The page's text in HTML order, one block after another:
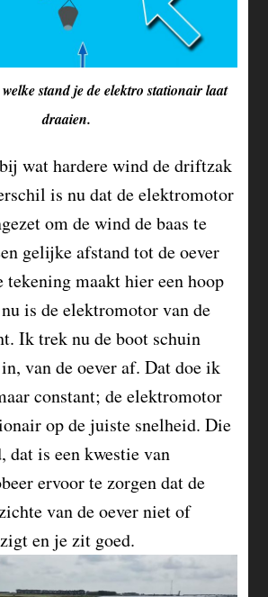
stand je de elektro stationair laat
draaien.
wat hardere wind de driftzak
is nu dat de elektromotor
om de wind de baas te
gelijke afstand tot de oever
tekening maakt hier een hoop
is de elektromotor van de
Ik trek nu de boot schuin
van de oever af. Dat doe ik
constant; de elektromotor
op de juiste snelheid. Die
dat is een kwestie van
ervoor te zorgen dat de
van de oever niet of
en je zit goed.